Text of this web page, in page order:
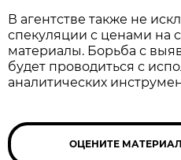
В агентстве также не
спекуляции с ценами на
материалы. Борьба с
будет проводиться с
аналитических
ОЦЕНИТЕ МАТЕРИАЛ